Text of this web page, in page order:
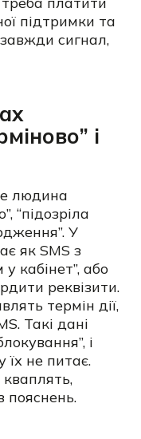
підтримки та
сигнал,
і
людина
“підозріла
У
як SMS з
кабінет”, або
реквізити.
термін дії,
Такі дані
і
не питає.
пояснень.